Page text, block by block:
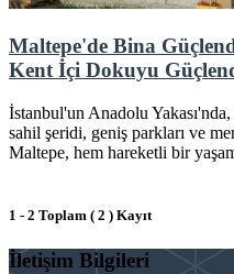
Maltepe'de Bina
Kent İçi Dokuyu
İstanbul'un Anadolu
sahil şeridi, geniş parkları ve
Maltepe, hem hareketli bir
1 - 2 Toplam ( 2 ) Kayıt
İletişim Bilgileri